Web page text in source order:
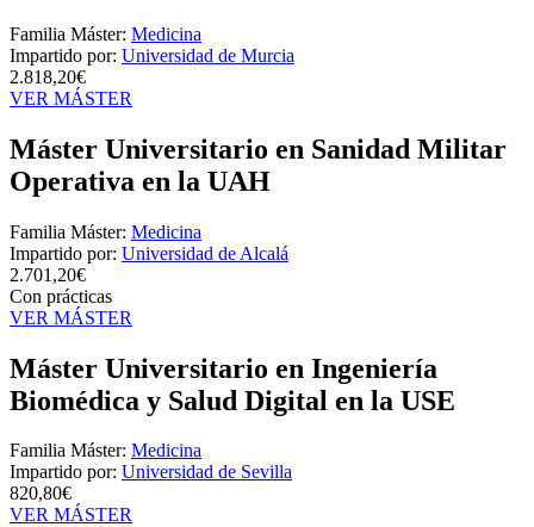
Familia Máster: Medicina
Impartido por: Universidad de Murcia
2.818,20€
VER MÁSTER
Máster Universitario en Sanidad Militar
Operativa en la UAH
Familia Máster: Medicina
Impartido por: Universidad de Alcalá
2.701,20€
Con prácticas
VER MÁSTER
Máster Universitario en Ingeniería
Biomédica y Salud Digital en la USE
Familia Máster: Medicina
Impartido por: Universidad de Sevilla
820,80€
VER MÁSTER